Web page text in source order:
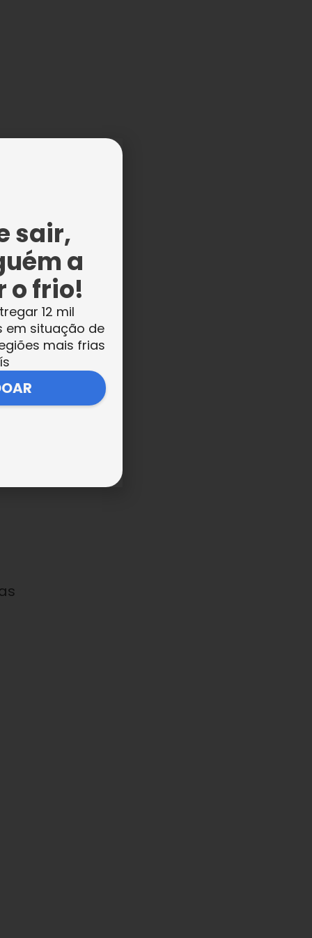
sair,
a
o frio!
12 mil
em situação de
mais frias